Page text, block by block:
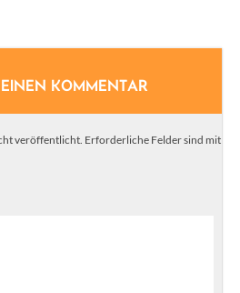
KOMMENTAR
veröffentlicht. Erforderliche Felder sind mit